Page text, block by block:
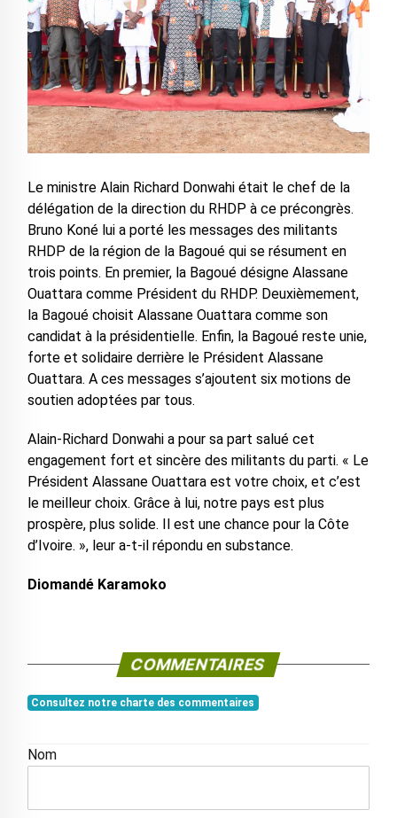
Le ministre Alain Richard Donwahi était le chef de la
délégation de la direction du RHDP à ce précongrès.
Bruno Koné lui a porté les messages des militants
RHDP de la région de la Bagoué qui se résument en
trois points. En premier, la Bagoué désigne Alassane
Ouattara comme Président du RHDP. Deuxièmement,
la Bagoué choisit Alassane Ouattara comme son
candidat à la présidentielle. Enfin, la Bagoué reste unie,
forte et solidaire derrière le Président Alassane
Ouattara. A ces messages s’ajoutent six motions de
soutien adoptées par tous.
Alain-Richard Donwahi a pour sa part salué cet
engagement fort et sincère des militants du parti. « Le
Président Alassane Ouattara est votre choix, et c’est
le meilleur choix. Grâce à lui, notre pays est plus
prospère, plus solide. Il est une chance pour la Côte
d’Ivoire. », leur a-t-il répondu en substance.
Diomandé Karamoko
COMMENTAIRES
Consultez notre charte des commentaires
Nom